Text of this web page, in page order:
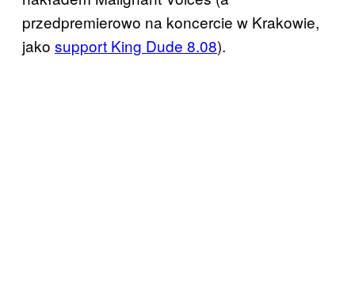
przedpremierowo na koncercie w Krakowie,
jako support King Dude 8.08).